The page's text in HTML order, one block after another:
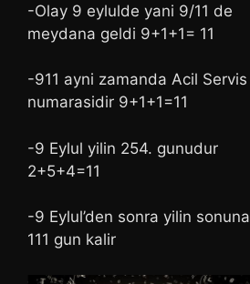
-Olay 9 eylulde yani 9/11 de
meydana geldi 9+1+1= 11
-911 ayni zamanda Acil Servis
numarasidir 9+1+1=11
-9 Eylul yilin 254. gunudur
2+5+4=11
-9 Eylul’den sonra yilin sonuna
111 gun kalir